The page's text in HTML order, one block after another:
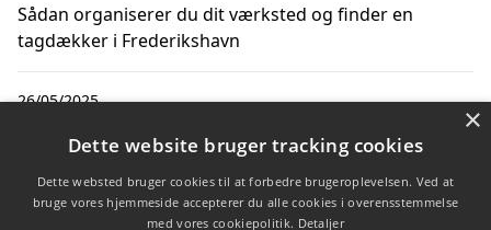
Sådan organiserer du dit værksted og finder en
tagdækker i Frederikshavn
værktøj
26/05/2025
×
Dette website bruger tracking cookies
Dette websted bruger cookies til at forbedre brugeroplevelsen. Ved at
bruge vores hjemmeside accepterer du alle cookies i overensstemmelse
med vores cookiepolitik. Detaljer